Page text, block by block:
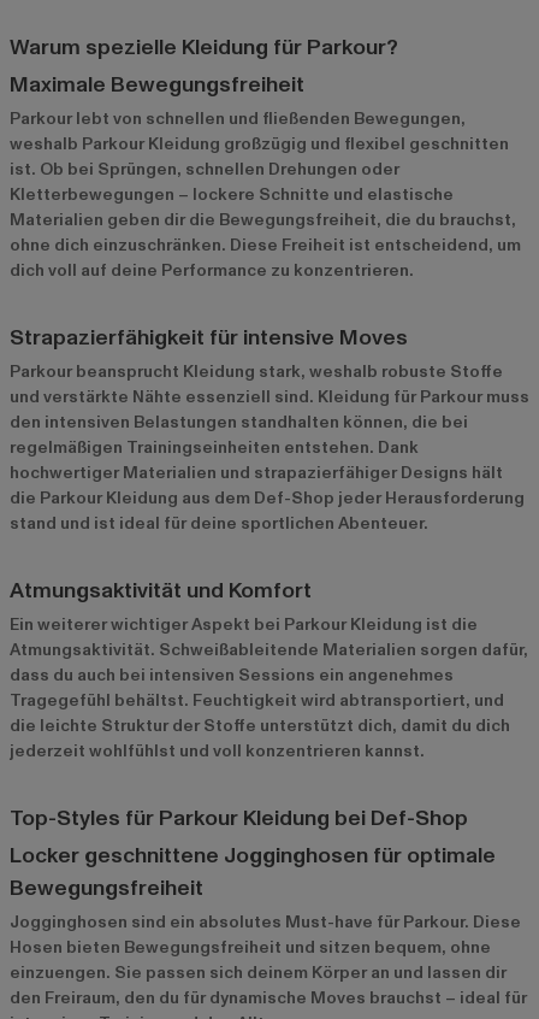
Warum spezielle Kleidung für Parkour?
Maximale Bewegungsfreiheit
Parkour lebt von schnellen und fließenden Bewegungen,
weshalb Parkour Kleidung großzügig und flexibel geschnitten
ist. Ob bei Sprüngen, schnellen Drehungen oder
Kletterbewegungen – lockere Schnitte und elastische
Materialien geben dir die Bewegungsfreiheit, die du brauchst,
ohne dich einzuschränken. Diese Freiheit ist entscheidend, um
dich voll auf deine Performance zu konzentrieren.
Strapazierfähigkeit für intensive Moves
Parkour beansprucht Kleidung stark, weshalb robuste Stoffe
und verstärkte Nähte essenziell sind. Kleidung für Parkour muss
den intensiven Belastungen standhalten können, die bei
regelmäßigen Trainingseinheiten entstehen. Dank
hochwertiger Materialien und strapazierfähiger Designs hält
die Parkour Kleidung aus dem Def-Shop jeder Herausforderung
stand und ist ideal für deine sportlichen Abenteuer.
Atmungsaktivität und Komfort
Ein weiterer wichtiger Aspekt bei Parkour Kleidung ist die
Atmungsaktivität. Schweißableitende Materialien sorgen dafür,
dass du auch bei intensiven Sessions ein angenehmes
Tragegefühl behältst. Feuchtigkeit wird abtransportiert, und
die leichte Struktur der Stoffe unterstützt dich, damit du dich
jederzeit wohlfühlst und voll konzentrieren kannst.
Top-Styles für Parkour Kleidung bei Def-Shop
Locker geschnittene Jogginghosen für optimale
Bewegungsfreiheit
Jogginghosen sind ein absolutes Must-have für Parkour. Diese
Hosen bieten Bewegungsfreiheit und sitzen bequem, ohne
einzuengen. Sie passen sich deinem Körper an und lassen dir
den Freiraum, den du für dynamische Moves brauchst – ideal für